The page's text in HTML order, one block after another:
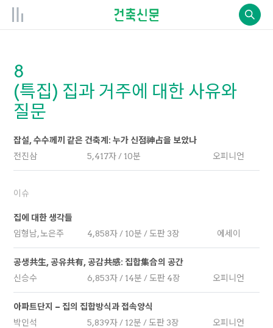
8
(특집) 집과 거주에 대한 사유와
질문
잡설, 수수께끼 같은 건축계: 누가 신점神占을 보았나
전진삼
5,417자 / 10분 오피니언
이슈
집에 대한 생각들
임형남, 노은주
4,858자 / 10분 / 도판 3장 에세이
공생共生, 공유共有, 공감共感: 집합集合의 공간
신승수
6,853자 / 14분 / 도판 4장 오피니언
아파트단지 – 집의 집합방식과 접속양식
박인석
5,839자 / 12분 / 도판 3장 오피니언